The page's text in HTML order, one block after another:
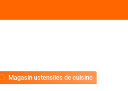
Magasin ustensiles de cuisine